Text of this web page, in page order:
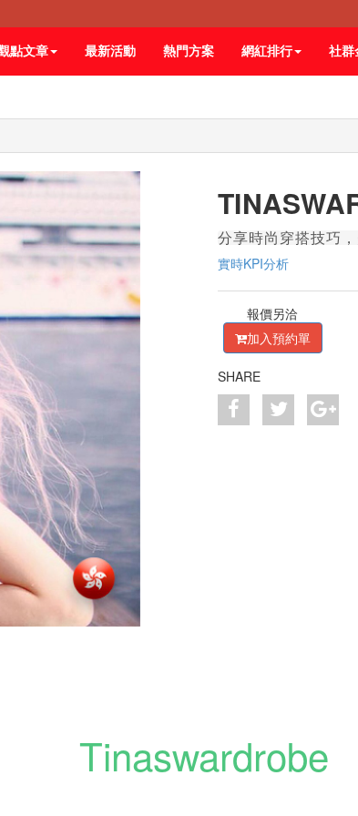
點文章 最新活動 熱門方案 網紅排行 社群
分享時尚穿搭技巧
實時KPI分析
報價另洽
加入預約單
SHARE
Tinaswardrobe